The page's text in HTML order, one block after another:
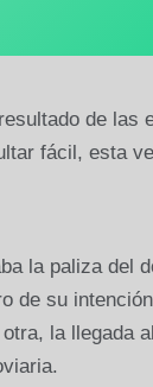
de las
fácil, esta
la paliza del
de su
la llegada